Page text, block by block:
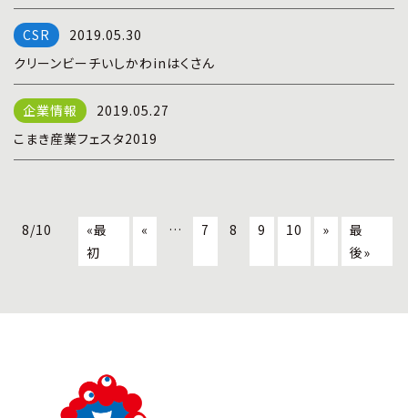
2019.05.30
クリーンビーチいしかわinはくさん
2019.05.27
こまき産業フェスタ2019
8/10
«最
初
« … 7 8 9 10 »
最
後»